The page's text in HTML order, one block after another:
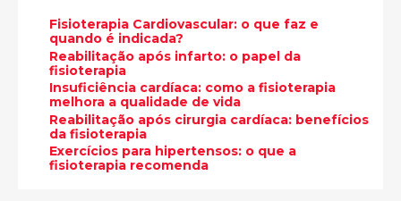
Fisioterapia Cardiovascular: o que faz e
quando é indicada?
Reabilitação após infarto: o papel da
fisioterapia
Insuficiência cardíaca: como a fisioterapia
melhora a qualidade de vida
Reabilitação após cirurgia cardíaca: benefícios
da fisioterapia
Exercícios para hipertensos: o que a
fisioterapia recomenda